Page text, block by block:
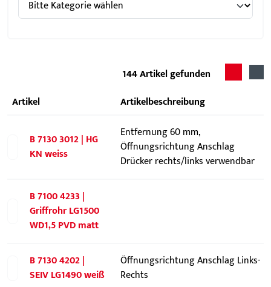
144Artikel gefunden
Artikel
Artikelbeschreibung
B 7130 3012 | HG
KN weiss
Entfernung 60 mm,
Öffnungsrichtung Anschlag
Drücker rechts/links verwendbar
B 7100 4233 |
Griffrohr LG1500
WD1,5 PVD matt
B 7130 4202 |
SEIV LG1490 weiß
Öffnungsrichtung Anschlag Links-
Rechts